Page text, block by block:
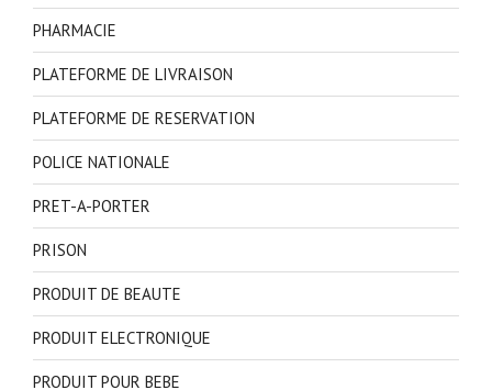
PHARMACIE
PLATEFORME DE LIVRAISON
PLATEFORME DE RESERVATION
POLICE NATIONALE
PRET-A-PORTER
PRISON
PRODUIT DE BEAUTE
PRODUIT ELECTRONIQUE
PRODUIT POUR BEBE